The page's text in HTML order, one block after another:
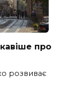
про
розвиває